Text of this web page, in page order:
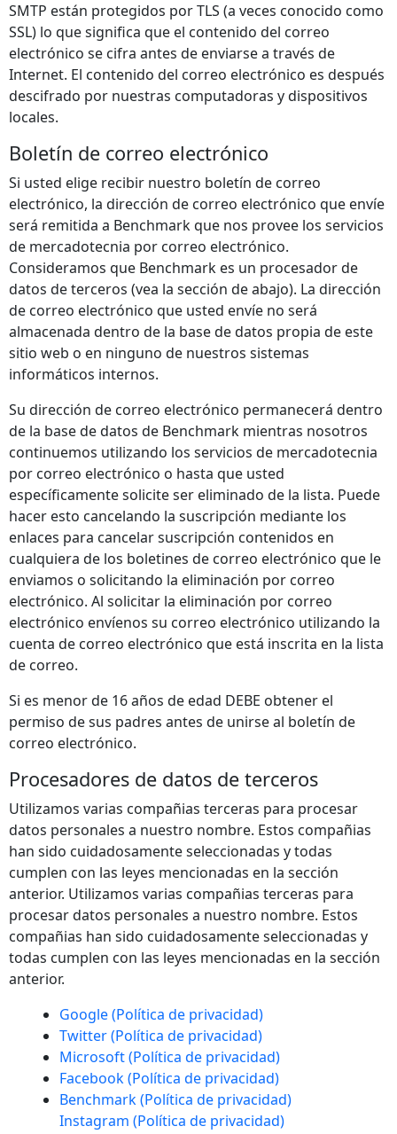
SMTP están protegidos por TLS (a veces conocido como
SSL) lo que significa que el contenido del correo
electrónico se cifra antes de enviarse a través de
Internet. El contenido del correo electrónico es después
descifrado por nuestras computadoras y dispositivos
locales.
Boletín de correo electrónico
Si usted elige recibir nuestro boletín de correo
electrónico, la dirección de correo electrónico que envíe
será remitida a Benchmark que nos provee los servicios
de mercadotecnia por correo electrónico.
Consideramos que Benchmark es un procesador de
datos de terceros (vea la sección de abajo). La dirección
de correo electrónico que usted envíe no será
almacenada dentro de la base de datos propia de este
sitio web o en ninguno de nuestros sistemas
informáticos internos.
Su dirección de correo electrónico permanecerá dentro
de la base de datos de Benchmark mientras nosotros
continuemos utilizando los servicios de mercadotecnia
por correo electrónico o hasta que usted
específicamente solicite ser eliminado de la lista. Puede
hacer esto cancelando la suscripción mediante los
enlaces para cancelar suscripción contenidos en
cualquiera de los boletines de correo electrónico que le
enviamos o solicitando la eliminación por correo
electrónico. Al solicitar la eliminación por correo
electrónico envíenos su correo electrónico utilizando la
cuenta de correo electrónico que está inscrita en la lista
de correo.
Si es menor de 16 años de edad DEBE obtener el
permiso de sus padres antes de unirse al boletín de
correo electrónico.
Procesadores de datos de terceros
Utilizamos varias compañias terceras para procesar
datos personales a nuestro nombre. Estos compañias
han sido cuidadosamente seleccionadas y todas
cumplen con las leyes mencionadas en la sección
anterior. Utilizamos varias compañias terceras para
procesar datos personales a nuestro nombre. Estos
compañias han sido cuidadosamente seleccionadas y
todas cumplen con las leyes mencionadas en la sección
anterior.
Google (Política de privacidad)
Twitter (Política de privacidad)
Microsoft (Política de privacidad)
Facebook (Política de privacidad)
Benchmark (Política de privacidad)
Instagram (Política de privacidad)